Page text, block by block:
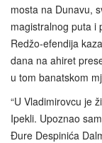
mosta na Dunavu,
magistralnog puta i
Redžo‑efendija
dana na ahiret
u tom banatskom
“U Vladimirovcu je
Ipekli. Upoznao
Đure Despinića